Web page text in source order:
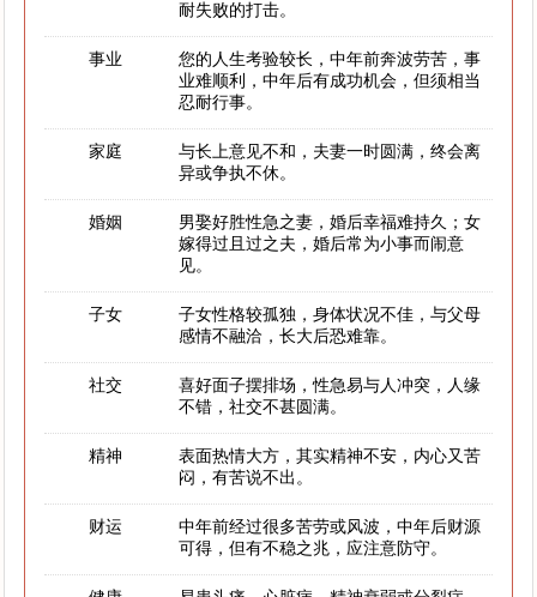
耐失败的打击。
事业
您的人生考验较长，中年前奔波劳苦，事
业难顺利，中年后有成功机会，但须相当
忍耐行事。
家庭
与长上意见不和，夫妻一时圆满，终会离
异或争执不休。
婚姻
男娶好胜性急之妻，婚后幸福难持久；女
嫁得过且过之夫，婚后常为小事而闹意
见。
子女
子女性格较孤独，身体状况不佳，与父母
感情不融洽，长大后恐难靠。
社交
喜好面子摆排场，性急易与人冲突，人缘
不错，社交不甚圆满。
精神
表面热情大方，其实精神不安，内心又苦
闷，有苦说不出。
财运
中年前经过很多苦劳或风波，中年后财源
可得，但有不稳之兆，应注意防守。